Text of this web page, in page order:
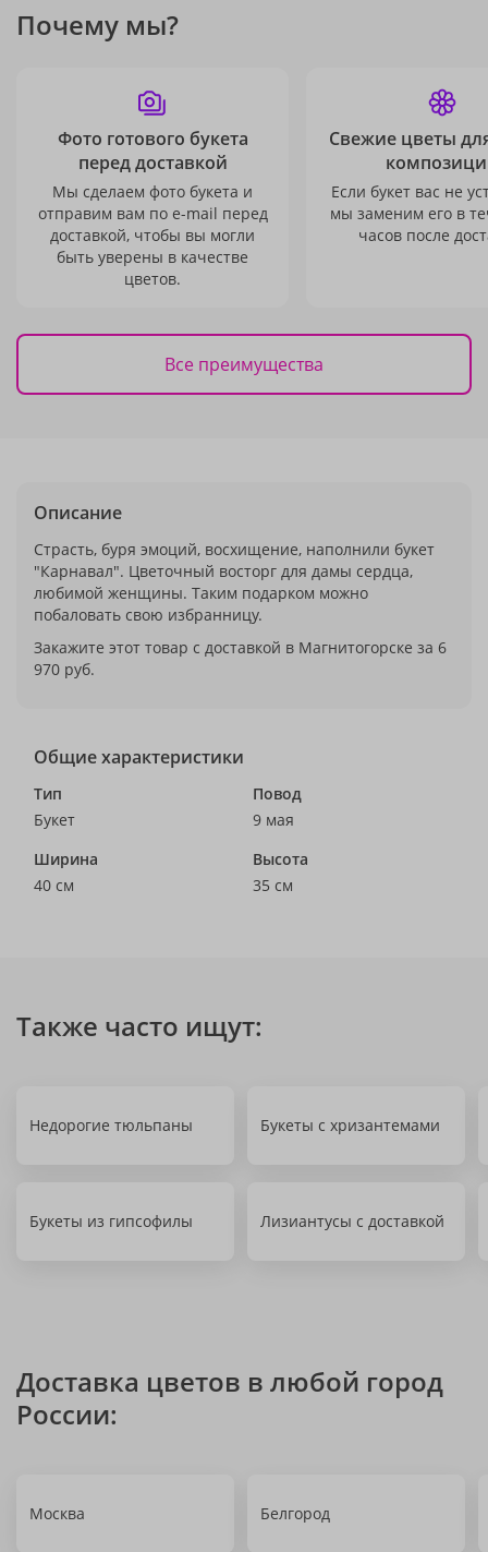
Почему мы?
Фото готового букета
перед доставкой
Мы сделаем фото букета и
отправим вам по e-mail перед
доставкой, чтобы вы могли
быть уверены в качестве
цветов.
Свежие цветы
Если букет вас не
мы заменим его в
часов после
Все преимущества
Описание
Страсть, буря эмоций, восхищение, наполнили букет
"Карнавал". Цветочный восторг для дамы сердца,
любимой женщины. Таким подарком можно
побаловать свою избранницу.
Закажите этот товар с доставкой в Магнитогорске за 6
970 руб.
Общие характеристики
Тип
Букет
Повод
9 мая
Ширина
40 см
Высота
35 см
Также часто ищут:
Недорогие тюльпаны Букеты с хризантемами
Букеты из гипсофилы Лизиантусы с доставкой
Доставка цветов в любой город
России:
Москва Белгород